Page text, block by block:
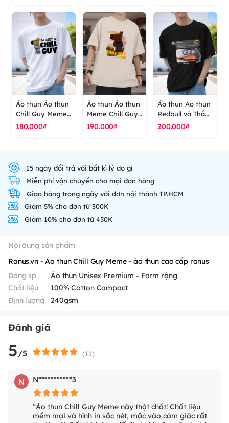
Áo thun Áo thun
Chill Guy Meme
- áo thun cao
180.000₫
Áo thun Áo thun
Meme Chill Guy
3D - áo thun cao
190.000₫
Áo thun Áo thun
Redbull và Thầy
Cụt Troll xe - áo
200.000₫
15 ngày đổi trả với bất kì lý do gì
Miễn phí vận chuyển cho mọi đơn hàng
Giao hàng trong ngày với đơn nội thành TP.HCM
Giảm 5% cho đơn từ 300K
Giảm 10% cho đơn từ 450K
Nội dung sản phẩm
Ranus.vn - Áo thun Chill Guy Meme - áo thun cao cấp ranus
Dòng sp
Áo thun Unisex Premium - Form rộng
Chất liệu
100% Cotton Compact
Định lượng
240gsm
Đánh giá
5/5 (11)
N N***********3
"Áo thun Chill Guy Meme này thật chất! Chất liệu
mềm mại và hình in sắc nét, mặc vào cảm giác rất